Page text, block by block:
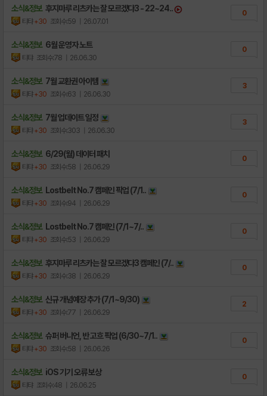
소식&정보 후지마루 리츠카는 잘 모르겠다3 - 22~24..
티탸+30 조회수:59 | 26.07.01
0
소식&정보 6월 운영자 노트
티탸 조회수:78 | 26.06.30
0
소식&정보 7월 교환권 아이템
티탸+30 조회수:63 | 26.06.30
3
소식&정보 7월 업데이트 일정
티탸+30 조회수:303 | 26.06.30
3
소식&정보 6/29(월) 데이터 패치
티탸+30 조회수:58 | 26.06.29
0
소식&정보 Lostbelt No.7 캠페인 픽업 (7/1..
티탸+30 조회수:94 | 26.06.29
0
소식&정보 Lostbelt No.7 캠페인 (7/1~7/..
티탸+30 조회수:53 | 26.06.29
0
소식&정보 후지마루 리츠카는 잘 모르겠다3 캠페인 (7/..
티탸+30 조회수:38 | 26.06.29
0
소식&정보 신규 개념예장 추가 (7/1~9/30)
티탸+30 조회수:77 | 26.06.29
2
소식&정보 슈퍼 버니언, 반 고흐 픽업 (6/30~7/1..
티탸+30 조회수:58 | 26.06.26
0
소식&정보 iOS 기기 오류 보상
티탸 조회수:48 | 26.06.25
0